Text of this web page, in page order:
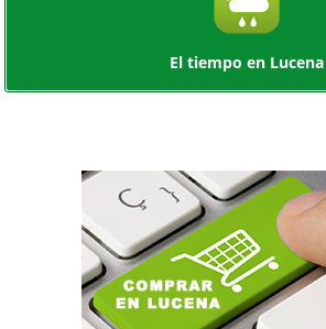
El tiempo en Lucena